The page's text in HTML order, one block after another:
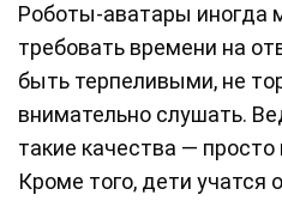
Роботы-аватары иногда
требовать времени на
быть терпеливыми, не
внимательно слушать.
такие качества —
Кроме того, дети учатся